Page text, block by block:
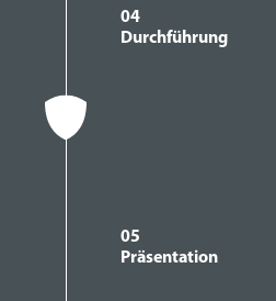
04
Durchführung
05
Präsentation